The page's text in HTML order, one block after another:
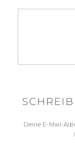
Deine E-Mail-